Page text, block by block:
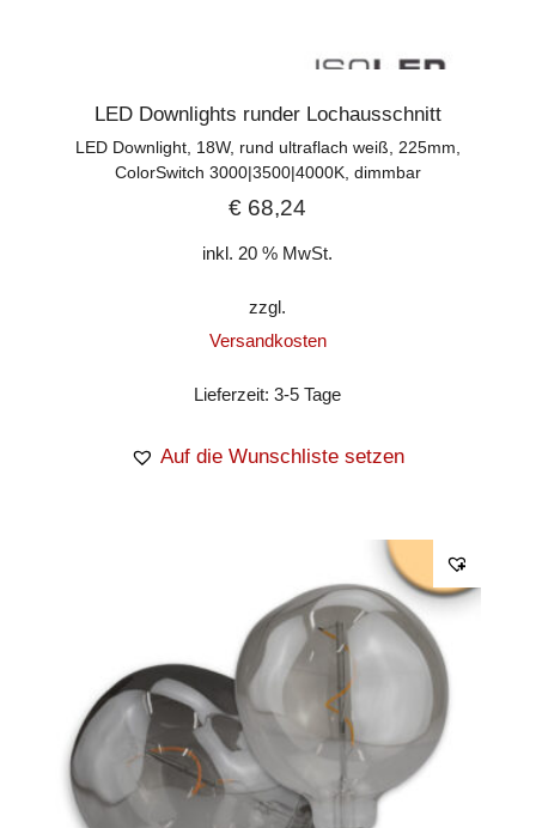
LED Downlights runder Lochausschnitt
LED Downlight, 18W, rund ultraflach weiß, 225mm,
ColorSwitch 3000|3500|4000K, dimmbar
€ 68,24
inkl. 20 % MwSt.
zzgl.
Versandkosten
Lieferzeit:3-5 Tage
Auf die Wunschliste setzen